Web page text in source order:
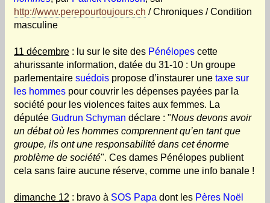
http://www.perepourtoujours.ch / Chroniques / Condition
masculine
11 décembre : lu sur le site des Pénélopes cette
ahurissante information, datée du 31-10 : Un groupe
parlementaire suédois propose d’instaurer une taxe sur
les hommes pour couvrir les dépenses payées par la
société pour les violences faites aux femmes. La
députée Gudrun Schyman déclare : "Nous devons avoir
un débat où les hommes comprennent qu’en tant que
groupe, ils ont une responsabilité dans cet énorme
problème de société". Ces dames Pénélopes publient
cela sans faire aucune réserve, comme une info banale !
dimanche 12 : bravo à SOS Papa dont les Pères Noël